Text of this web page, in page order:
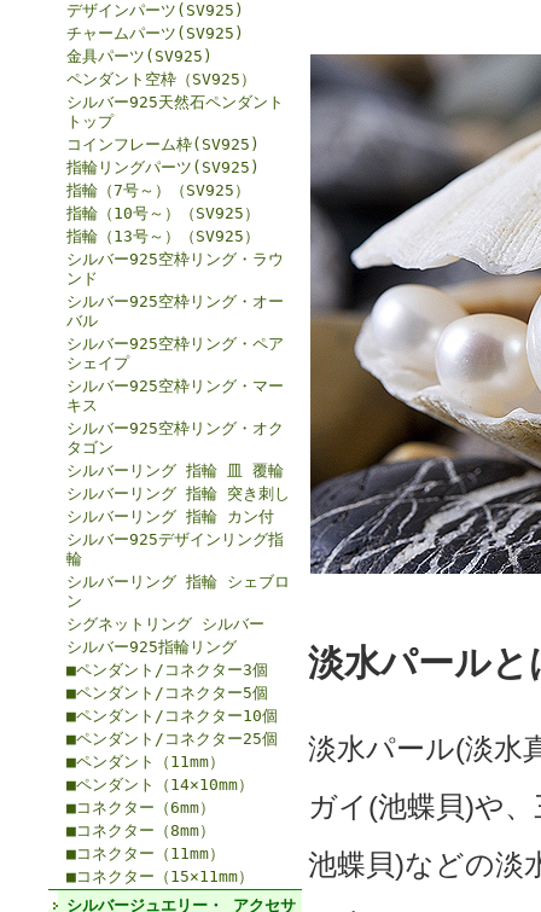
デザインパーツ(SV925)
チャームパーツ(SV925)
金具パーツ(SV925)
ペンダント空枠（SV925）
シルバー925天然石ペンダント
トップ
コインフレーム枠(SV925)
指輪リングパーツ(SV925)
指輪（7号～）（SV925）
指輪（10号～）（SV925）
指輪（13号～）（SV925）
シルバー925空枠リング・ラウ
ンド
シルバー925空枠リング・オー
バル
シルバー925空枠リング・ペア
シェイプ
シルバー925空枠リング・マー
キス
シルバー925空枠リング・オク
タゴン
シルバーリング 指輪 皿 覆輪
シルバーリング 指輪 突き刺し
シルバーリング 指輪 カン付
シルバー925デザインリング指
輪
シルバーリング 指輪 シェブロ
ン
シグネットリング シルバー
シルバー925指輪リング
■ペンダント/コネクター3個
■ペンダント/コネクター5個
■ペンダント/コネクター10個
■ペンダント/コネクター25個
■ペンダント（11mm）
■ペンダント（14×10mm）
■コネクター（6mm）
■コネクター（8mm）
■コネクター（11mm）
■コネクター（15×11mm）
シルバージュエリー・ アクセサ
淡水パールと
淡水パール(淡水
ガイ(池蝶貝)や
池蝶貝)などの淡